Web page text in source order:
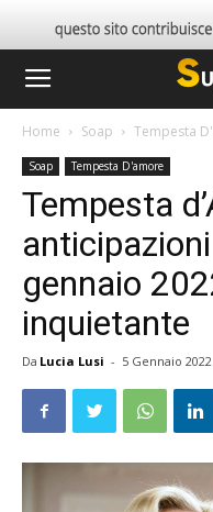
Home Soap Tempesta
Soap Tempesta D'amore
Tempesta
gennaio
inquietante
Da Lucia Lusi - 5 Gennaio 2022